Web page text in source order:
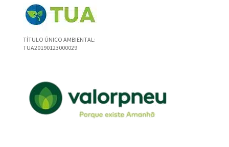
TÍTULO ÚNICO AMBIENTAL:
TUA20190123000029